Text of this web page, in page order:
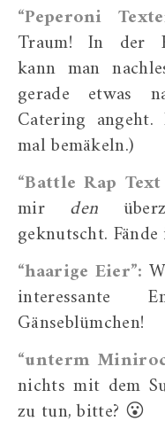
“Peperoni
Traum! In der
kann man
gerade etwas
Catering
mal bemäkeln.)
“Battle Rap
mir den
geknutscht.
“haarige Eier”:
interessante
Gänseblümchen!
“unterm
nichts mit dem
zu tun, bitte? 😮